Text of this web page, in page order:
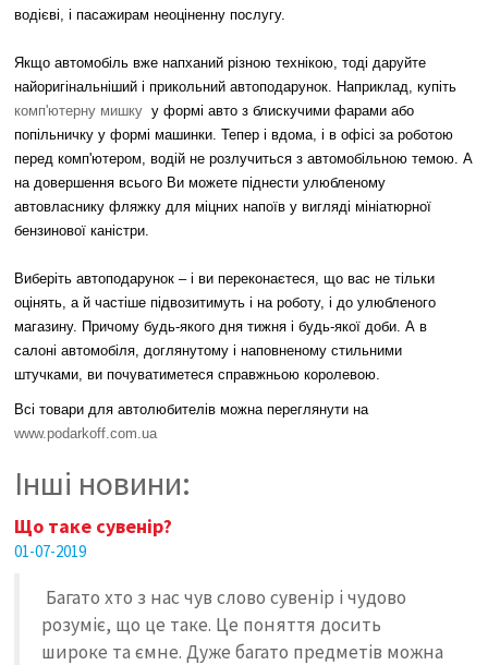
водієві, і пасажирам неоціненну послугу.
Якщо автомобіль вже напханий різною технікою, тоді даруйте
найоригінальніший і прикольний автоподарунок. Наприклад, купіть
комп'ютерну мишку у формі авто з блискучими фарами або
попільничку у формі машинки. Тепер і вдома, і в офісі за роботою
перед комп'ютером, водій не розлучиться з автомобільною темою. А
на довершення всього Ви можете піднести улюбленому
автовласнику фляжку для міцних напоїв у вигляді мініатюрної
бензинової каністри.
Виберіть автоподарунок – і ви переконаєтеся, що вас не тільки
оцінять, а й частіше підвозитимуть і на роботу, і до улюбленого
магазину. Причому будь-якого дня тижня і будь-якої доби. А в
салоні автомобіля, доглянутому і наповненому стильними
штучками, ви почуватиметеся справжньою королевою.
Всі товари для автолюбителів можна переглянути на
www.podarkoff.com.ua
Інші новини:
Що таке сувенір?
01-07-2019
Багато хто з нас чув слово сувенір і чудово
розуміє, що це таке. Це поняття досить
широке та ємне. Дуже багато предметів можна